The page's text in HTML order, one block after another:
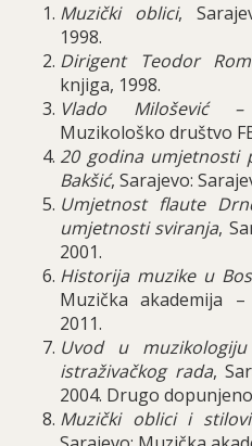
Muzički oblici,
1998.
Dirigent Teodor
knjiga, 1998.
Vlado Milošević –
Muzikološko društvo
20 godina umjetnosti
Bakšić, Sarajevo:
Umjetnost flaute
umjetnosti sviranja,
2001.
Historija muzike u
Muzička akademija
2011.
Uvod u
istraživačkog rada,
2004. Drugo
Muzički oblici i